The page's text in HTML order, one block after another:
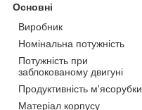
Основні
Виробник
Номінальна потужність
Потужність при
заблокованому двигуні
Продуктивність м'ясорубки
Матеріал корпусу